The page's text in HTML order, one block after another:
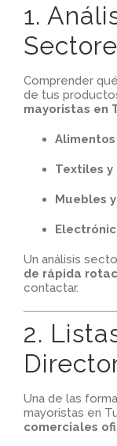
1.
Comprender
de tus
mayoristas en
Textiles
Muebles
Un análisis
de rápida
contactar.
2.
Una de las
mayoristas en
comerciales